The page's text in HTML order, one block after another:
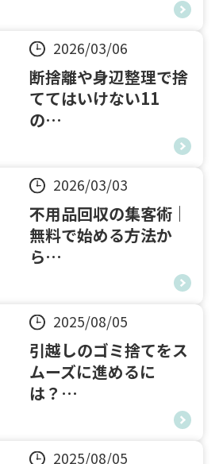
2026/03/06
断捨離や身辺整理で捨
ててはいけない11
の…
2026/03/03
不用品回収の集客術｜
無料で始める方法か
ら…
2025/08/05
引越しのゴミ捨てをス
ムーズに進めるに
は？…
2025/08/05